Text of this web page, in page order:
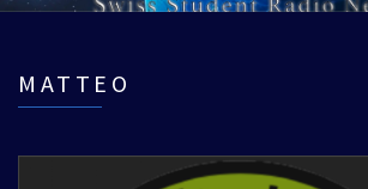
MATTEO